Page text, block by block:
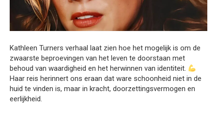
Kathleen Turners verhaal laat zien hoe het mogelijk is om de
zwaarste beproevingen van het leven te doorstaan met
behoud van waardigheid en het herwinnen van identiteit.
Haar reis herinnert ons eraan dat ware schoonheid niet in de
huid te vinden is, maar in kracht, doorzettingsvermogen en
eerlijkheid.